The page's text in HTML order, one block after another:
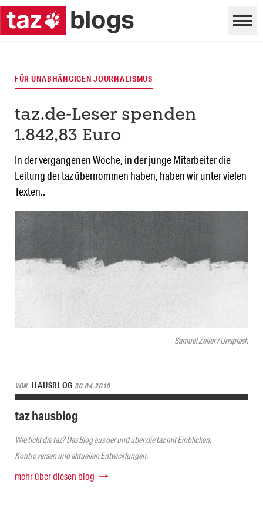
Samuel Zeller / Unsplash
FÜR UNABHÄNGIGEN JOURNALISMUS
taz.de-Leser spenden
1.842,83 Euro
In der vergangenen Woche, in der junge Mitarbeiter die
Leitung der taz übernommen haben, haben wir unter vielen
Texten..
VON HAUSBLOG 30.04.2010
taz hausblog
Wie tickt die taz? Das Blog aus der und über die taz mit Einblicken,
Kontroversen und aktuellen Entwicklungen.
mehr über diesen blog